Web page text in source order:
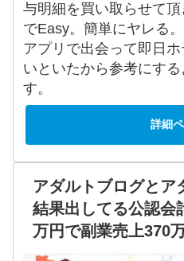
与明細を買い取らせて
でEasy。簡単にヤレる
アプリで出会って即日
いといたから参考にす
す。
詳細
アダルトブログと
結果出してる公認会
万円で副業売上370万